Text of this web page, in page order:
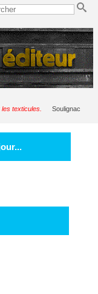
texticules. Soulignac